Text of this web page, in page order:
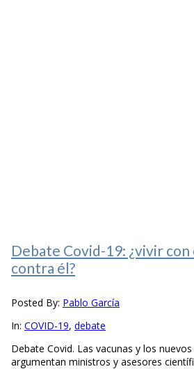
Debate Covid-19: ¿vivir con
contra él?
Posted By: Pablo García
In: COVID-19, debate
Debate Covid. Las vacunas y los
argumentan ministros y asesores